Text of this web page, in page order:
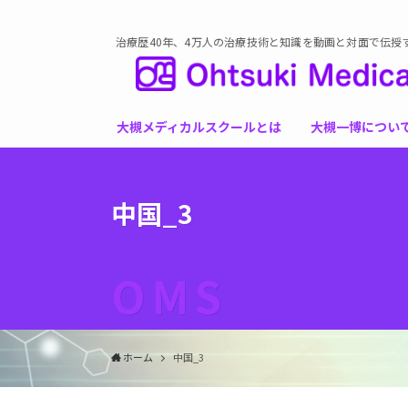
治療歴40年、4万人の治療技術と知識を動画と対面で伝授
大槻メディカルスクールとは 大槻一博につい
中国_3
OMS
ホーム 中国_3